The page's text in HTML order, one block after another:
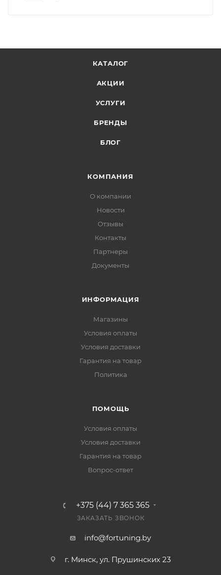
КАТАЛОГ
АКЦИИ
УСЛУГИ
БРЕНДЫ
БЛОГ
КОМПАНИЯ
О компании
Новости
Отзывы
Контакты
Партнеры
Документы
ИНФОРМАЦИЯ
Магазины
Условия оплаты
Условия доставки
Гарантия на товар
Политика
ПОМОЩЬ
Условия оплаты
Условия доставки
Гарантия на товар
Вопрос-ответ
+375 (44) 7 365 365
ЗАКАЗАТЬ ЗВОНОК
info@fortuning.by
г. Минск, ул. Прушинских 23